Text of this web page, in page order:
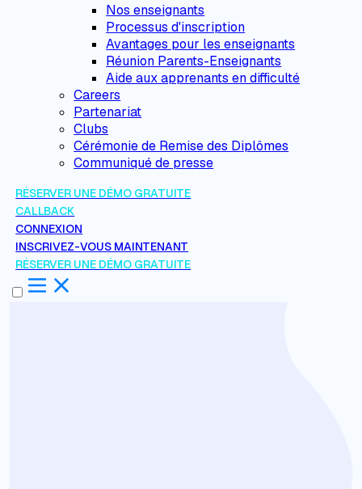
Nos enseignants
Processus d'inscription
Avantages pour les enseignants
Réunion Parents-Enseignants
Aide aux apprenants en difficulté
Careers
Partenariat
Clubs
Cérémonie de Remise des Diplômes
Communiqué de presse
RÉSERVER UNE DÉMO GRATUITE
CALLBACK
CONNEXION
INSCRIVEZ-VOUS MAINTENANT
RÉSERVER UNE DÉMO GRATUITE